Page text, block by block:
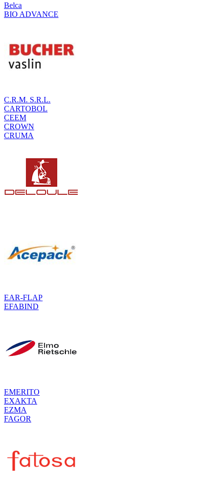
Belca
BIO ADVANCE
C.R.M. S.R.L.
CARTOBOL
CEEM
CROWN
CRUMA
EAR-FLAP
EFABIND
EMERITO
EXAKTA
EZMA
FAGOR